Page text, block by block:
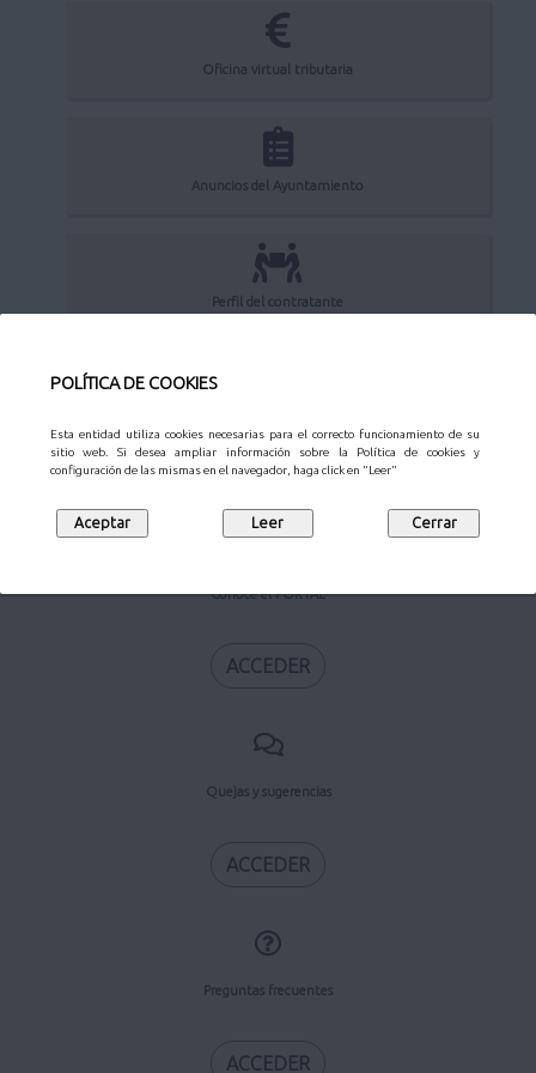
POLÍTICA DE COOKIES
Esta entidad utiliza cookies necesarias para el correcto funcionamiento de su
sitio web. Si desea ampliar información sobre la Política de cookies y
configuración de las mismas en el navegador, haga click en "Leer"
Oficina virtual tributaria
Anuncios del Ayuntamiento
Perfil del contratante
Conoce el PORTAL
ACCEDER
Quejas y sugerencias
ACCEDER
Preguntas frecuentes
ACCEDER